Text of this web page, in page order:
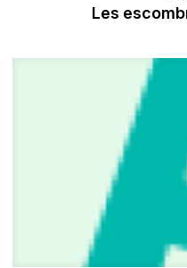
Les